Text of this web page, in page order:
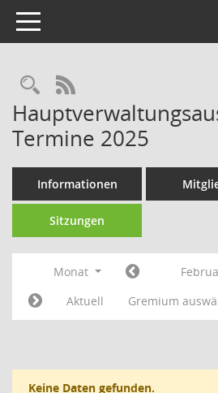
Toggle navigation
RSS-Feed
Termine 2025
Informationen
Sitzungen
Monat
Aktuell
Gremium
Keine Daten gefunden.